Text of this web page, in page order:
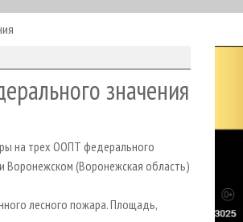
значения
на трех ООПТ федерального
Воронежском (Воронежская область)
лесного пожара. Площадь,